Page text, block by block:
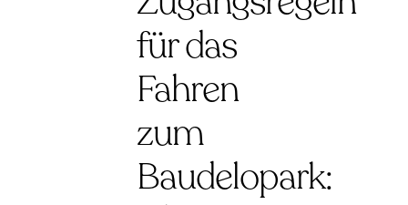
für das
Fahren
zum
Baudelopark: